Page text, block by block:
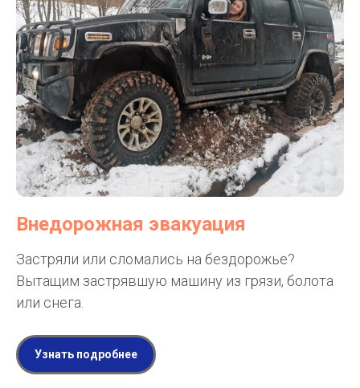
Внедорожная эвакуация
Застряли или сломались на бездорожье?
Вытащим застрявшую машину из грязи, болота
или снега.
Узнать подробнее